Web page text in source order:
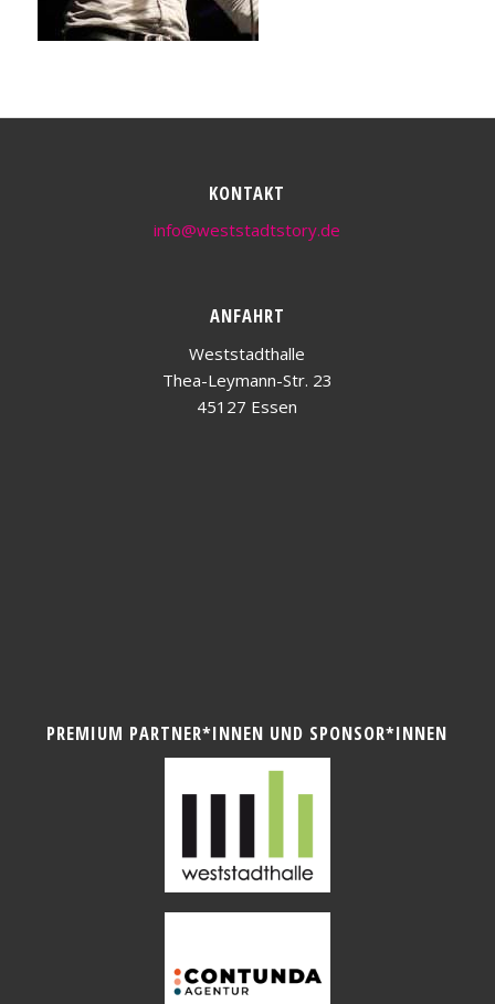
KONTAKT
info@weststadtstory.de
ANFAHRT
Weststadthalle
Thea-Leymann-Str. 23
45127 Essen
PREMIUM PARTNER*INNEN UND SPONSOR*INNEN